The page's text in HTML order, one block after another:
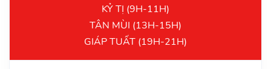
KỶ TỊ (9H-11H)
TÂN MÙI (13H-15H)
GIÁP TUẤT (19H-21H)